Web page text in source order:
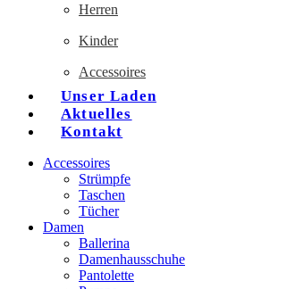
Herren
Kinder
Accessoires
Unser Laden
Aktuelles
Kontakt
Accessoires
Strümpfe
Taschen
Tücher
Damen
Ballerina
Damenhausschuhe
Pantolette